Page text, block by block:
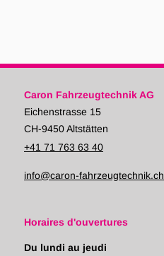
Caron Fahrzeugtechnik AG
Eichenstrasse 15
CH-9450 Altstätten
+41 71 763 63 40
info@caron-fahrzeugtechnik.ch
Horaires d'ouvertures
Du lundi au jeudi